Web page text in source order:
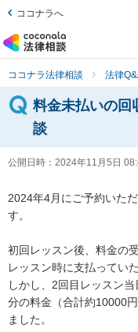
ココナラへ
ココナラ法律相談 法律
料金未払いの回
談
公開日時： 2024年11月5日
2024年4月にご予約いた
す。
初回レッスン後、料金の
レッスン時に支払ってい
しかし、2回目レッスン
分の料金（合計約10000
ました。